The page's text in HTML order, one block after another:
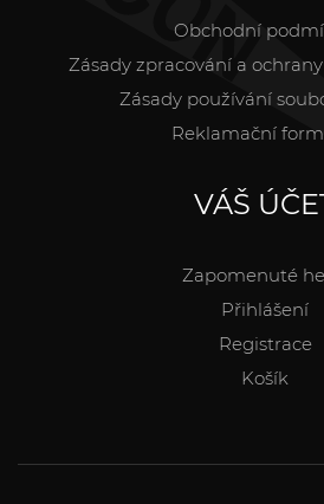
Obchodní
Zásady zpracování a
Zásady používání
Reklamační
VÁŠ
Zapomenuté
Přihlášení
Registrace
Košík